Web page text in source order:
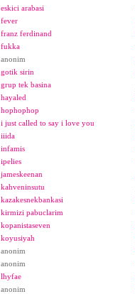
eskici arabasi
fever
franz ferdinand
fukka
anonim
gotik sirin
grup tek basina
hayaled
hophophop
i just called to say i love you
iiida
infamis
ipelies
jameskeenan
kahveninsutu
kazakesnekbankasi
kirmizi pabuclarim
kopanistaseven
koyusiyah
anonim
anonim
lhyfae
anonim